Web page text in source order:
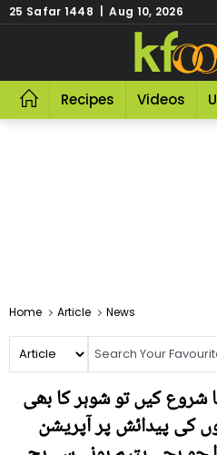
25 Safar 1448 | Aug 10, 2026
Recipes Videos
Home Article News
شروع کیں تو شوہر کا بھی
کی پیدائش پر آپریشن